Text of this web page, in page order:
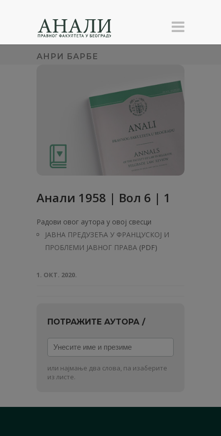
АНРИ БАРБЕ
Анaли 1958 | Вол 6 | 1
Радови овог аутора у овој свесци
ЈАВНА ПРЕДУЗЕЋА У ФРАНЦУСКОЈ И
ПРОБЛЕМИ ЈАВНОГ ПРАВА (PDF)
1. ОКТ. 2020.
ПОТРАЖИТЕ АУТОРА /
Унесите
име
и
презиме
или најмање два слова, па изаберите
из листе.